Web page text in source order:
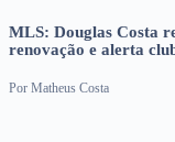
MLS: Douglas Costa
renovação e alerta
Por Matheus Costa